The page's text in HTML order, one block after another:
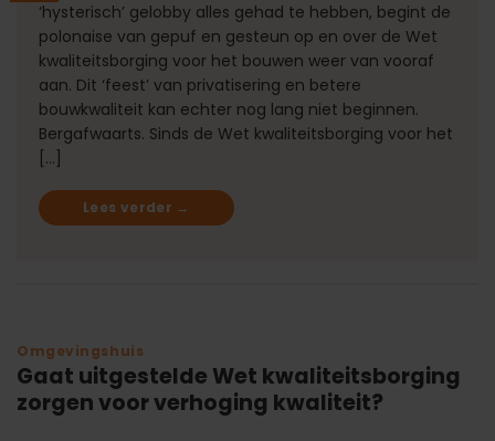
‘hysterisch’ gelobby alles gehad te hebben, begint de
polonaise van gepuf en gesteun op en over de Wet
kwaliteitsborging voor het bouwen weer van vooraf
aan. Dit ‘feest’ van privatisering en betere
bouwkwaliteit kan echter nog lang niet beginnen.
Bergafwaarts. Sinds de Wet kwaliteitsborging voor het
[…]
Lees verder →
Omgevingshuis
Gaat uitgestelde Wet kwaliteitsborging
zorgen voor verhoging kwaliteit?